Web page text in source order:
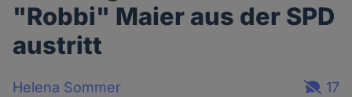
"Robbi" Maier aus der SPD
austritt
Helena Sommer
17